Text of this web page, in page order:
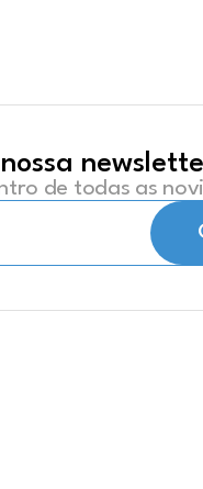
de todas as